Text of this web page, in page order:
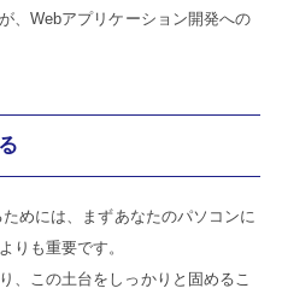
、Webアプリケーション開発への
めには、まずあなたのパソコンに
りも重要です。
、この土台をしっかりと固めるこ